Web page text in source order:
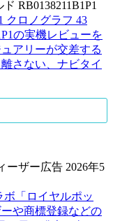
クロノグラフ 43
の実機レビューを
アリーが交差する
さない、ナビタイ
「ロイヤルポッ
や商標登録などの